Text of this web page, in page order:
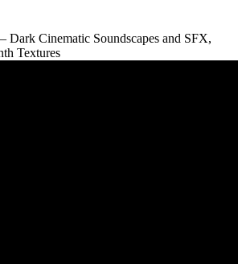
Dark Cinematic Soundscapes and SFX,
Textures